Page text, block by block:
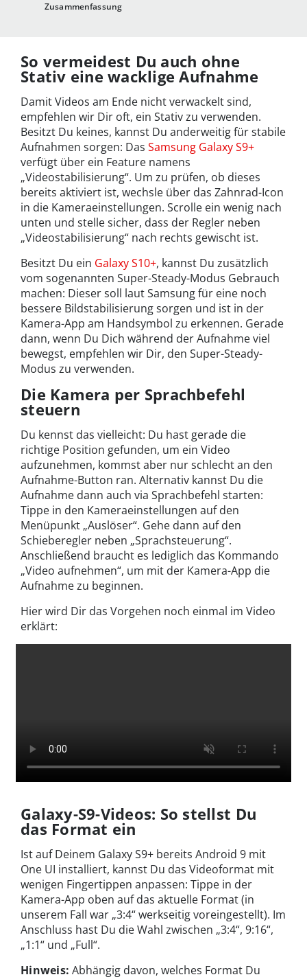
Zusammenfassung
So vermeidest Du auch ohne
Stativ eine wacklige Aufnahme
Damit Videos am Ende nicht verwackelt sind,
empfehlen wir Dir oft, ein Stativ zu verwenden.
Besitzt Du keines, kannst Du anderweitig für stabile
Aufnahmen sorgen: Das Samsung Galaxy S9+
verfügt über ein Feature namens
„Videostabilisierung“. Um zu prüfen, ob dieses
bereits aktiviert ist, wechsle über das Zahnrad-Icon
in die Kameraeinstellungen. Scrolle ein wenig nach
unten und stelle sicher, dass der Regler neben
„Videostabilisierung“ nach rechts gewischt ist.
Besitzt Du ein Galaxy S10+, kannst Du zusätzlich
vom sogenannten Super-Steady-Modus Gebrauch
machen: Dieser soll laut Samsung für eine noch
bessere Bildstabilisierung sorgen und ist in der
Kamera-App am Handsymbol zu erkennen. Gerade
dann, wenn Du Dich während der Aufnahme viel
bewegst, empfehlen wir Dir, den Super-Steady-
Modus zu verwenden.
Die Kamera per Sprachbefehl
steuern
Du kennst das vielleicht: Du hast gerade die
richtige Position gefunden, um ein Video
aufzunehmen, kommst aber nur schlecht an den
Aufnahme-Button ran. Alternativ kannst Du die
Aufnahme dann auch via Sprachbefehl starten:
Tippe in den Kameraeinstellungen auf den
Menüpunkt „Auslöser“. Gehe dann auf den
Schieberegler neben „Sprachsteuerung“.
Anschließend braucht es lediglich das Kommando
„Video aufnehmen“, um mit der Kamera-App die
Aufnahme zu beginnen.
Hier wird Dir das Vorgehen noch einmal im Video
erklärt:
Galaxy-S9-Videos: So stellst Du
das Format ein
Ist auf Deinem Galaxy S9+ bereits Android 9 mit
One UI installiert, kannst Du das Videoformat mit
wenigen Fingertippen anpassen: Tippe in der
Kamera-App oben auf das aktuelle Format (in
unserem Fall war „3:4“ werkseitig voreingestellt). Im
Anschluss hast Du die Wahl zwischen „3:4“, 9:16“,
„1:1“ und „Full“.
Hinweis: Abhängig davon, welches Format Du